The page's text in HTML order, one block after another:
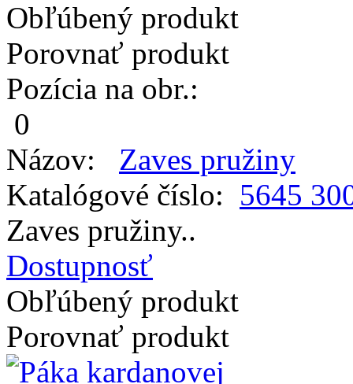
Obľúbený produkt
Porovnať produkt
Pozícia na obr.:
0
Názov: Zaves pružiny
Katalógové číslo: 5645
Zaves pružiny..
Dostupnosť
Obľúbený produkt
Porovnať produkt